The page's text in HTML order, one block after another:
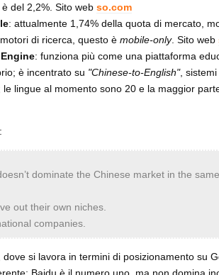
del 2,2%. Sito web so.com
: attualmente 1,74% della quota di mercato,
di ricerca, questo è mobile-only. Sito web
: funziona più come una piattaforma
è incentrato su "Chinese-to-English",
lingue al momento sono 20 e la maggior
dominate the Chinese market in the
out their own niches.
companies.
si lavora in termini di posizionamento su
Baidu è il numero uno, ma non domina